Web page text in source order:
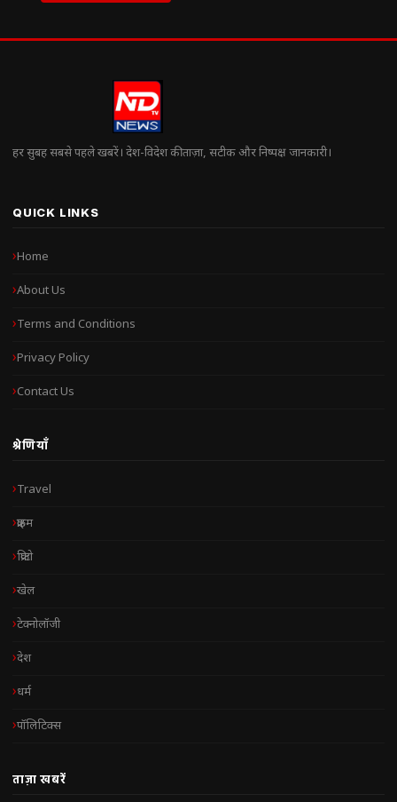
हर सुबह सबसे पहले खबरें। देश-विदेश की ताज़ा, सटीक और निष्पक्ष जानकारी।
QUICK LINKS
Home
About Us
Terms and Conditions
Privacy Policy
Contact Us
श्रेणियाँ
Travel
क्राइम
क्रिप्टो
खेल
टेक्नोलॉजी
देश
धर्म
पॉलिटिक्स
ताज़ा खबरें